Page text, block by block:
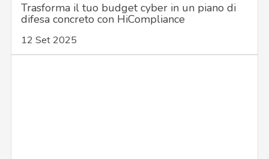
Trasforma il tuo budget cyber in un piano di
difesa concreto con HiCompliance
12 Set 2025